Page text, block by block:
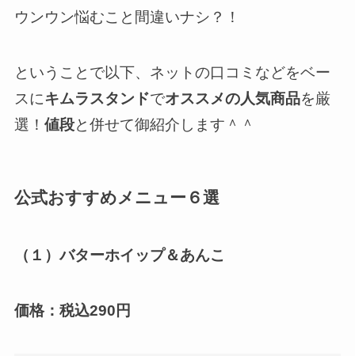
ウンウン悩むこと間違いナシ？！
ということで以下、ネットの口コミなどをベー
スにキムラスタンドでオススメの人気商品を厳
選！ 値段と併せて御紹介します＾＾
公式おすすめメニュー６選
（１）バターホイップ＆あんこ
価格：税込290円